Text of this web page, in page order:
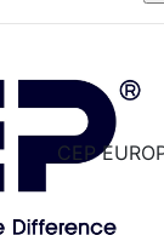
CEP